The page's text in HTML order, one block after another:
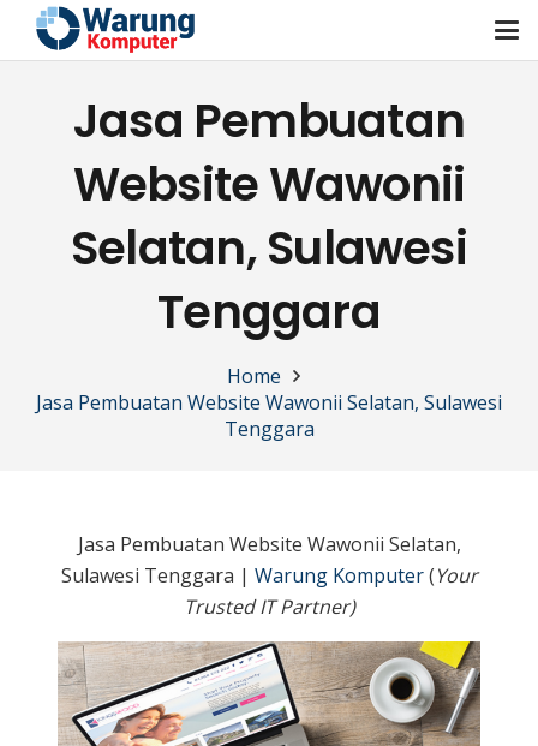
Jasa Pembuatan
Website Wawonii
Selatan, Sulawesi
Tenggara
Home
Jasa Pembuatan Website Wawonii Selatan, Sulawesi
Tenggara
Jasa Pembuatan Website Wawonii Selatan,
Sulawesi Tenggara | Warung Komputer(Your
Trusted IT Partner)